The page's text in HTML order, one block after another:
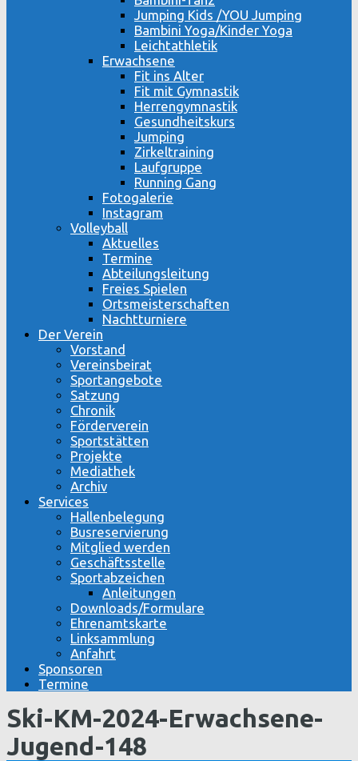
Jumping Kids /YOU Jumping
Bambini Yoga/Kinder Yoga
Leichtathletik
Erwachsene
Fit ins Alter
Fit mit Gymnastik
Herrengymnastik
Gesundheitskurs
Jumping
Zirkeltraining
Laufgruppe
Running Gang
Fotogalerie
Instagram
Volleyball
Aktuelles
Termine
Abteilungsleitung
Freies Spielen
Ortsmeisterschaften
Nachtturniere
Der Verein
Vorstand
Vereinsbeirat
Sportangebote
Satzung
Chronik
Förderverein
Sportstätten
Projekte
Mediathek
Archiv
Services
Hallenbelegung
Busreservierung
Mitglied werden
Geschäftsstelle
Sportabzeichen
Anleitungen
Downloads/Formulare
Ehrenamtskarte
Linksammlung
Anfahrt
Sponsoren
Termine
Ski-KM-2024-Erwachsene-
Jugend-148